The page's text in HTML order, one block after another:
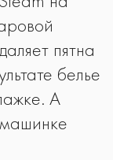
пятна
белье
А